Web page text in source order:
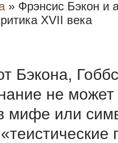
» Фрэнсис Бэкон и
XVII века
Бэкона,
не
мифе или